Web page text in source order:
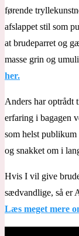
førende
afslappet stil som
at brudeparret og
masse grin og
her.
Anders har optrådt
erfaring i bagagen
som helst
og snakket om i
Hvis I vil give
sædvandlige, så er
Læs meget mere